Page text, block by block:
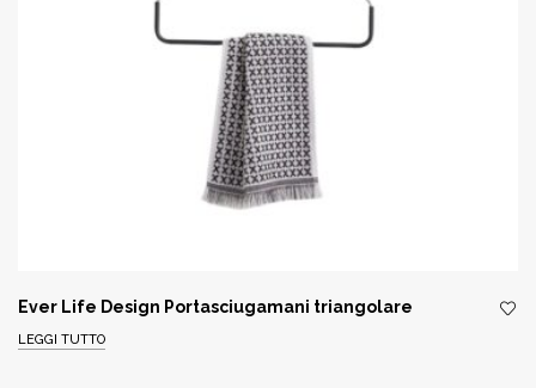
Ever Life Design Portasciugamani triangolare
LEGGI TUTTO